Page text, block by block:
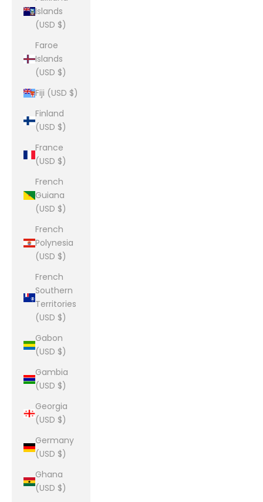
Islands
(USD $)
Faroe
Islands
(USD $)
Fiji (USD $)
Finland
(USD $)
France
(USD $)
French
Guiana
(USD $)
French
Polynesia
(USD $)
French
Southern
Territories
(USD $)
Gabon
(USD $)
Gambia
(USD $)
Georgia
(USD $)
Germany
(USD $)
Ghana
(USD $)